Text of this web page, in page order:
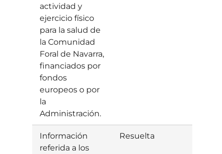
actividad y
ejercicio físico
para la salud de
la Comunidad
Foral de Navarra,
financiados por
fondos
europeos o por
la
Administración.
Información
referida a los
Resuelta